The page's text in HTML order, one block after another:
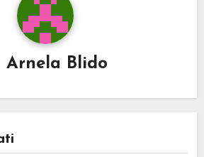
Arnela Blido